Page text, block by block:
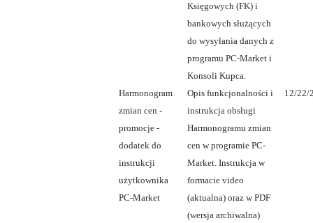
Księgowych (FK) i
bankowych służących
do wysyłania danych z
programu PC-Market i
Konsoli Kupca.
Harmonogram
zmian cen -
promocje -
dodatek do
instrukcji
użytkownika
PC-Market
Opis funkcjonalności i
instrukcja obsługi
Harmonogramu zmian
cen w programie PC-
Market. Instrukcja w
formacie video
(aktualna) oraz w PDF
(wersja archiwalna)
12/22/